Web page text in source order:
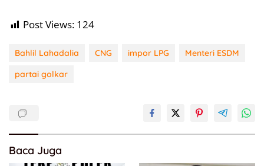
Post Views: 124
Bahlil Lahadalia CNG impor LPG
Menteri ESDM
partai golkar
Baca Juga